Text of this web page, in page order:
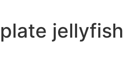
jellyfish